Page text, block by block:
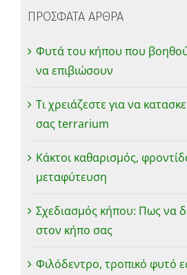
ΠΡΟΣΦΑΤΑ ΑΡΘΡΑ
Φυτά του κήπου που
να επιβιώσουν
Τι χρειάζεστε για να
σας terrarium
Κάκτοι καθαρισμός,
μεταφύτευση
Σχεδιασμός κήπου: Πως να
στον κήπο σας
Φιλόδεντρο, τροπικό φυτό